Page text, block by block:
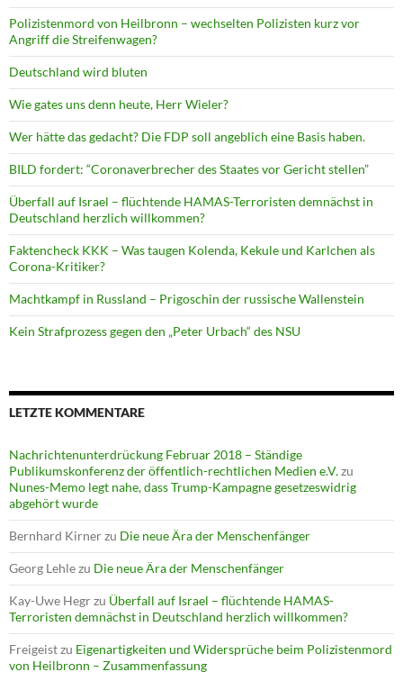
Polizistenmord von Heilbronn – wechselten Polizisten kurz vor
Angriff die Streifenwagen?
Deutschland wird bluten
Wie gates uns denn heute, Herr Wieler?
Wer hätte das gedacht? Die FDP soll angeblich eine Basis haben.
BILD fordert: “Coronaverbrecher des Staates vor Gericht stellen”
Überfall auf Israel – flüchtende HAMAS-Terroristen demnächst in
Deutschland herzlich willkommen?
Faktencheck KKK – Was taugen Kolenda, Kekule und Karlchen als
Corona-Kritiker?
Machtkampf in Russland – Prigoschin der russische Wallenstein
Kein Strafprozess gegen den „Peter Urbach“ des NSU
LETZTE KOMMENTARE
Nachrichtenunterdrückung Februar 2018 – Ständige
Publikumskonferenz der öffentlich-rechtlichen Medien e.V.zu
Nunes-Memo legt nahe, dass Trump-Kampagne gesetzeswidrig
abgehört wurde
Bernhard Kirnerzu Die neue Ära der Menschenfänger
Georg Lehlezu Die neue Ära der Menschenfänger
Kay-Uwe Hegrzu Überfall auf Israel – flüchtende HAMAS-
Terroristen demnächst in Deutschland herzlich willkommen?
Freigeistzu Eigenartigkeiten und Widersprüche beim Polizistenmord
von Heilbronn – Zusammenfassung